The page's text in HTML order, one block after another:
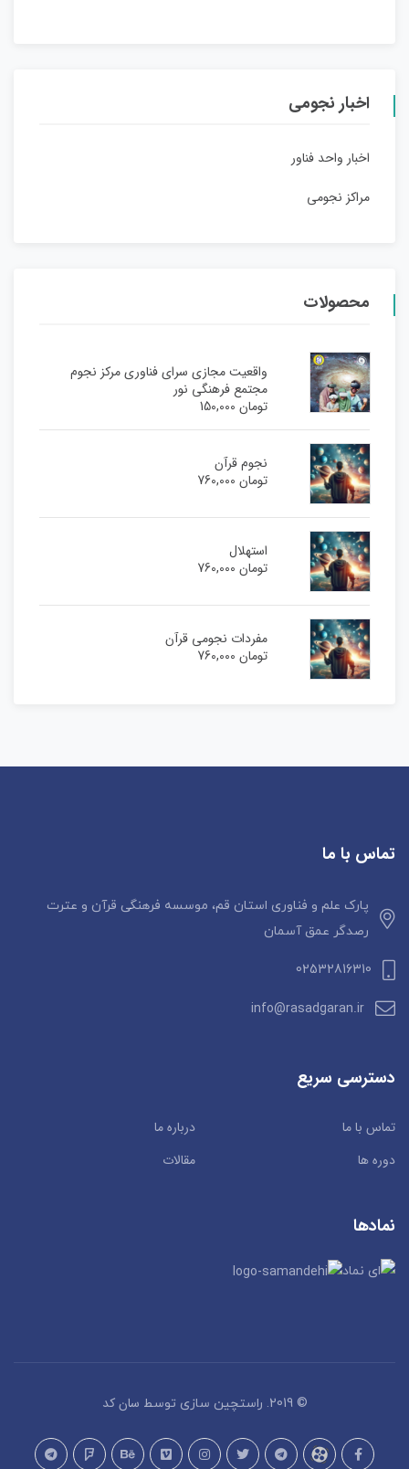
اخبار نجومی
اخبار واحد فناور
مراکز نجومی
محصولات
واقعیت مجازی سرای فناوری مرکز نجوم
مجتمع فرهنگی نور
تومان150,000
نجوم قرآن
تومان760,000
استهلال
تومان760,000
مفردات نجومی قرآن
تومان760,000
تماس با ما
پارک علم و فناوری استان قم، موسسه فرهنگی قرآن و عترت
رصدگر عمق آسمان
02532816310
info@rasadgaran.ir
دسترسی سریع
تماس با ما
درباره ما
دوره ها
مقالات
نمادها
© 2019. راستچین سازی توسط سان کد